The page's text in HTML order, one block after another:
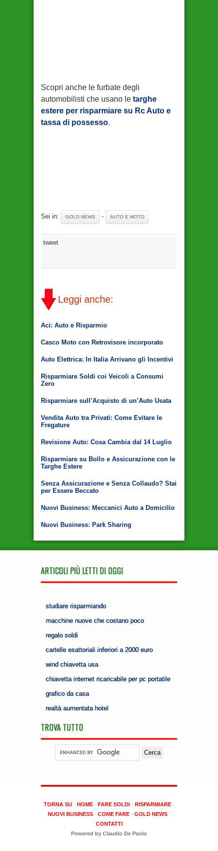
Scopri anche le furbate degli
automobilisti che usano le targhe
estere per risparmiare su Rc Auto e
tassa di possesso.
Sei in: GOLD NEWS - AUTO E MOTO
tweet
Leggi anche:
Aci: Auto e Risparmio
Casco Moto con Retrovisore incorporato
Auto Elettrica: In Italia Arrivano gli Incentivi
Risparmiare Soldi coi Veicoli a Consumi
Zero
Risparmiare sull’Acquisto di un’Auto Usata
Vendita Auto tra Privati: Come Evitare le
Fregature
Revisione Auto: Cosa Cambia dal 14 Luglio
Risparmiare su Bollo e Assicurazione con le
Targhe Estere
Senza Assicurazione e Senza Collaudo? Stai
per Essere Beccato
Nuovi Business: Meccanici Auto a Domicilio
Nuovi Business: Park Sharing
ARTICOLI PIÙ LETTI DI OGGI
studiare risparmiando
macchine nuove che costano poco
regalo soldi
cartelle esattoriali inferiori a 2000 euro
wind chiavetta usa
chiavetta internet ricaricabile per pc portatile
grafico da casa
realtà aumentata hotel
TROVA TUTTO
TORNA SU- HOME- FARE SOLDI- RISPARMIARE-
NUOVI BUSINESS- COME FARE- GOLD NEWS-
CONTATTI
Powered by Claudio De Paolo